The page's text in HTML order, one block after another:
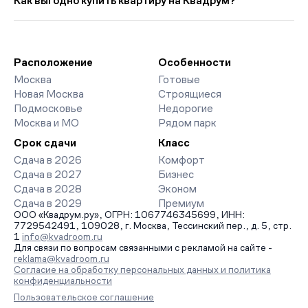
класса. На страницах ЖК доступны отзывы жильцов о
качестве строительства, интерактивный генплан корпусов,
организует просмотр и поможет одобрить ипотеку по
минимальной ставке. Чтобы зафиксировать цену, оставьте
заявку на обратный звонок.
Расположение
Москва
Новая Москва
Подмосковье
Москва и МО
Особенности
Готовые
Строящиеся
Недорогие
Рядом парк
Срок сдачи
Сдача в 2026
Сдача в 2027
Сдача в 2028
Сдача в 2029
Класс
Комфорт
Бизнес
Эконом
Премиум
ООО «Квадрум.ру», ОГРН: 1067746345699, ИНН:
7729542491, 109028, г. Москва, Тессинский пер., д. 5, стр.
1 info@kvadroom.ru
Для связи по вопросам связанными с рекламой на сайте -
reklama@kvadroom.ru
Согласие на обработку персональных данных и политика
конфиденциальности
Пользовательское соглашение